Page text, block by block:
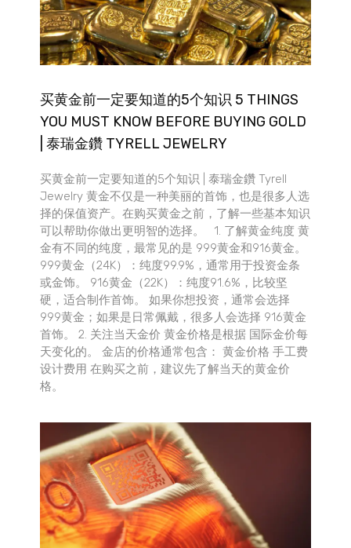
买黄金前一定要知道的5个知识 5 THINGS
YOU MUST KNOW BEFORE BUYING GOLD
| 泰瑞金鑽 TYRELL JEWELRY
买黄金前一定要知道的5个知识 | 泰瑞金鑽 Tyrell
Jewelry 黄金不仅是一种美丽的首饰，也是很多人选
择的保值资产。在购买黄金之前，了解一些基本知识
可以帮助你做出更明智的选择。 1. 了解黄金纯度 黄
金有不同的纯度，最常见的是 999黄金和916黄金。
999黄金（24K）：纯度99.9%，通常用于投资金条
或金饰。 916黄金（22K）：纯度91.6%，比较坚
硬，适合制作首饰。 如果你想投资，通常会选择
999黄金；如果是日常佩戴，很多人会选择 916黄金
首饰。 2. 关注当天金价 黄金价格是根据 国际金价每
天变化的。 金店的价格通常包含： 黄金价格 手工费
设计费用 在购买之前，建议先了解当天的黄金价
格。